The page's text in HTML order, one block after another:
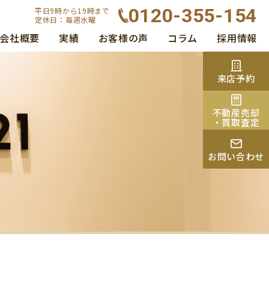
平日9時から19時まで
定休日：毎週水曜
0120-355-154
会社概要 実績 お客様の声 コラム 採用情報
来店予約
不動産売却
・買取査定
お問い合わせ